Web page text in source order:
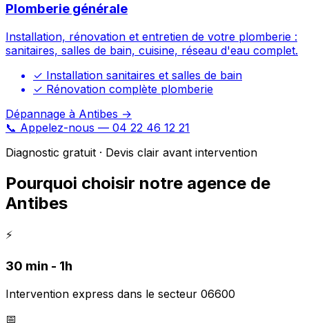
Plomberie générale
Installation, rénovation et entretien de votre plomberie :
sanitaires, salles de bain, cuisine, réseau d'eau complet.
✓ Installation sanitaires et salles de bain
✓ Rénovation complète plomberie
Dépannage à Antibes →
📞 Appelez-nous — 04 22 46 12 21
Diagnostic gratuit · Devis clair avant intervention
Pourquoi choisir notre agence de
Antibes
⚡
30 min - 1h
Intervention express dans le secteur 06600
📅